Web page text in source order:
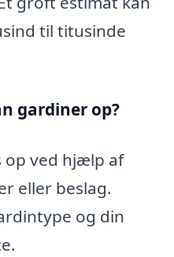
til titusinde
gardiner op?
op ved hjælp af
eller beslag.
og din